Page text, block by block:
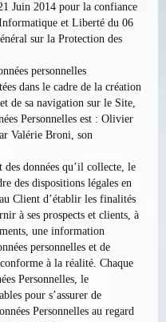
Juin 2014 pour la confiance
et Liberté du 06
sur la Protection des
personnelles
dans le cadre de la création
de sa navigation sur le Site,
Personnelles est : Olivier
Valérie Broni, son
données qu’il collecte, le
des dispositions légales en
Client d’établir les finalités
à ses prospects et clients, à
une information
personnelles et de
à la réalité. Chaque
Personnelles, le
pour s’assurer de
Personnelles au regard